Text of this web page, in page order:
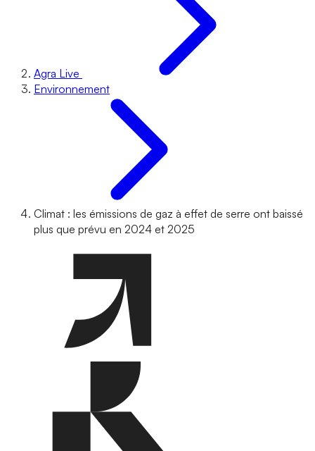
Agra Live
Environnement
Climat : les émissions de gaz à effet de serre ont baissé
plus que prévu en 2024 et 2025